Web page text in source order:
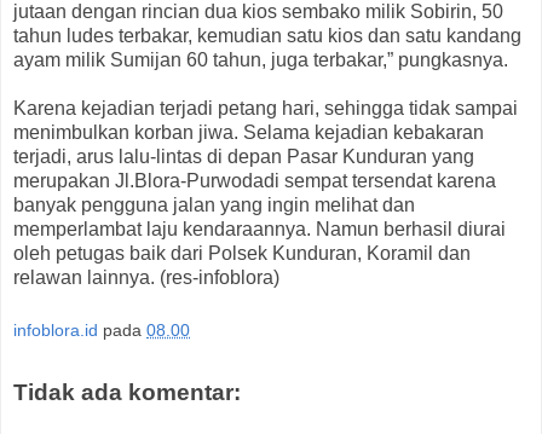
jutaan dengan rincian dua kios sembako milik Sobirin, 50
tahun ludes terbakar, kemudian satu kios dan satu kandang
ayam milik Sumijan 60 tahun, juga terbakar,” pungkasnya.
Karena kejadian terjadi petang hari, sehingga tidak sampai
menimbulkan korban jiwa. Selama kejadian kebakaran
terjadi, arus lalu-lintas di depan Pasar Kunduran yang
merupakan Jl.Blora-Purwodadi sempat tersendat karena
banyak pengguna jalan yang ingin melihat dan
memperlambat laju kendaraannya. Namun berhasil diurai
oleh petugas baik dari Polsek Kunduran, Koramil dan
relawan lainnya. (res-infoblora)
infoblora.id pada 08.00
Tidak ada komentar: